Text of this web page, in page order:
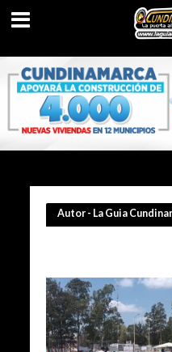
Autor - La Guia